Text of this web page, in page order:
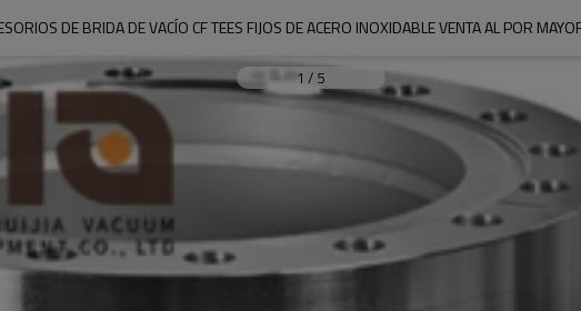
DE BRIDA DE VACÍO CF TEES FIJOS DE ACERO INOXIDABLE VENTA AL POR
1 / 5